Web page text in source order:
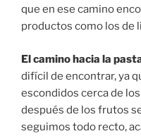
que en ese camino
productos como los de
El camino hacia la
difícil de encontrar, ya
escondidos cerca de
después de los frutos
seguimos todo recto,